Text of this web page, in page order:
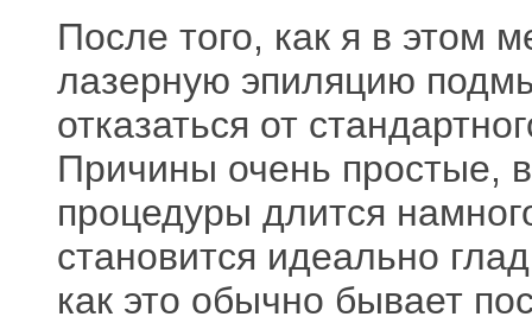
После того, как я в этом
лазерную эпиляцию
отказаться от
Причины очень простые,
процедуры длится
становится идеально
как это обычно бывает